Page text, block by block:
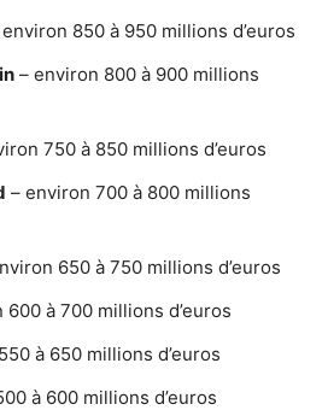
850 à 950 millions d’euros
– environ 800 à 900 millions
750 à 850 millions d’euros
– environ 700 à 800 millions
650 à 750 millions d’euros
600 à 700 millions d’euros
à 650 millions d’euros
à 600 millions d’euros